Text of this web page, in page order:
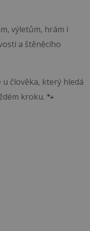
výletům, hrám i
a štěněcího
člověka, který hledá
kroku. 🐾